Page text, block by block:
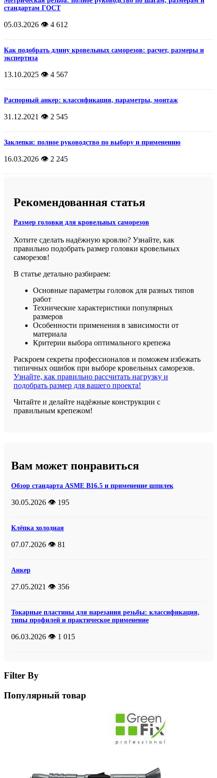
стандартам ГОСТ
05.03.2026 👁️ 4 612
Как подобрать длину кровельных саморезов: расчет, размеры и
экспертиза
13.10.2025 👁️ 4 567
Распорный анкер: классификация, параметры, монтаж
31.12.2021 👁️ 2 545
Заклепки: полное руководство по выбору и применению
16.03.2026 👁️ 2 245
Рекомендованная статья
Размер головки для кровельных саморезов
Хотите сделать надёжную кровлю? Узнайте, как
правильно подобрать размер головки кровельных
саморезов!
В статье детально разбираем:
Основные параметры головок для разных типов
работ
Технические характеристики популярных
размеров
Особенности применения в зависимости от
материала
Критерии выбора оптимального крепежа
Раскроем секреты профессионалов и поможем избежать
типичных ошибок при выборе кровельных саморезов.
Узнайте, как правильно рассчитать нагрузку и
подобрать размер для вашего проекта!
Читайте и делайте надёжные конструкции с
правильным крепежом!
Вам может понравиться
Обзор стандарта ASME B16.5 и применение шпилек
30.05.2026 👁️ 195
Клёпка холодная
07.07.2026 👁️ 81
Анкер
27.05.2021 👁️ 356
Токарные пластины для нарезания резьбы: классификация,
типы профилей и практическое применение
06.03.2026 👁️ 1 015
Filter By
Популярный товар